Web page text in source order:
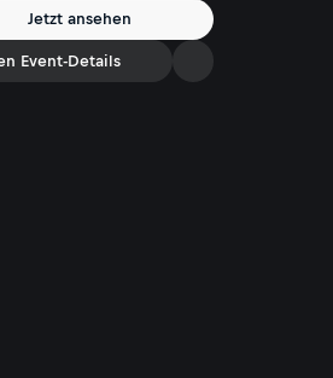
Jetzt ansehen
Event-Details